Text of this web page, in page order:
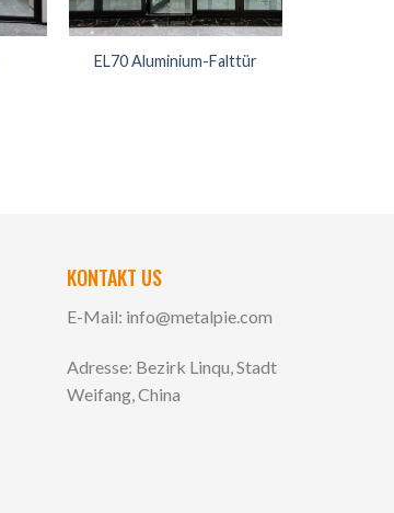
EL70 Aluminium-Falttür
KONTAKT US
E-Mail: info@metalpie.com
Adresse: Bezirk Linqu, Stadt
Weifang, China